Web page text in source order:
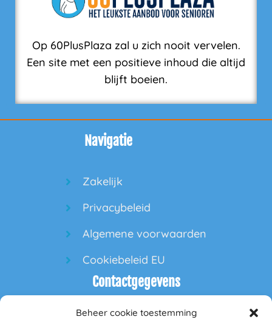
Beheer cookie toestemming
Op 60PlusPlaza zal u zich nooit vervelen.
Een site met een positieve inhoud die altijd
blijft boeien.
Navigatie
Zakelijk
Privacybeleid
Algemene voorwaarden
Cookiebeleid EU
Contactgegevens